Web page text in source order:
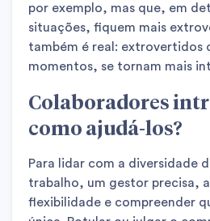
por exemplo, mas que, em
situações, fiquem mais
também é real: extrovertidos
momentos, se tornam mais
Colaboradores
como ajudá-los?
Para lidar com a diversidade
trabalho, um gestor precisa,
flexibilidade e compreender